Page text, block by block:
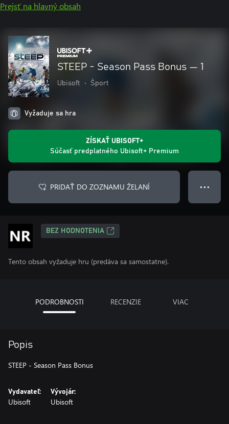
Prejsť na hlavný obsah
STEEP - Season Pass Bonus — 1
Ubisoft • Šport
Vyžaduje sa hra
ZÍSKAŤ UBISOFT+
Súčasť predplatného Ubisoft+ Premium
PRIDAŤ DO ZOZNAMU ŽELANÍ ● ● ●
BEZ HODNOTENIA
Tento obsah vyžaduje hru (predáva sa samostatne).
PODROBNOSTI RECENZIE VIAC
Popis
STEEP - Season Pass Bonus
Vydavateľ:
Ubisoft
Vývojár:
Ubisoft